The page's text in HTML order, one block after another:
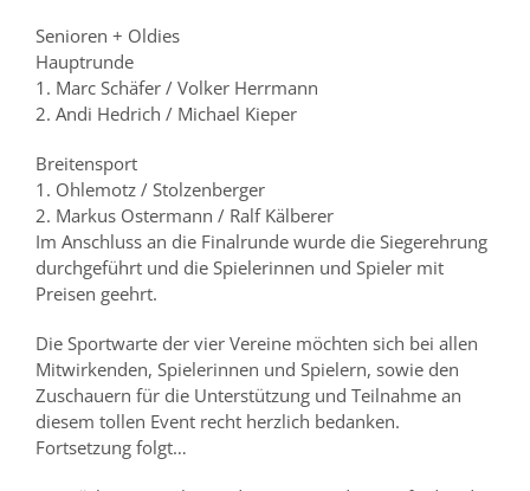
Senioren + Oldies
Hauptrunde
1. Marc Schäfer / Volker Herrmann
2. Andi Hedrich / Michael Kieper
Breitensport
1. Ohlemotz / Stolzenberger
2. Markus Ostermann / Ralf Kälberer
Im Anschluss an die Finalrunde wurde die Siegerehrung
durchgeführt und die Spielerinnen und Spieler mit
Preisen geehrt.
Die Sportwarte der vier Vereine möchten sich bei allen
Mitwirkenden, Spielerinnen und Spielern, sowie den
Zuschauern für die Unterstützung und Teilnahme an
diesem tollen Event recht herzlich bedanken.
Fortsetzung folgt…